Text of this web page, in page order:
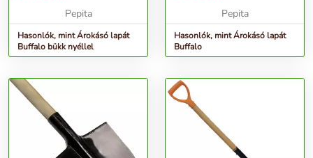
Pepita
Hasonlók, mint Árokásó lapát
Buffalo bükk nyéllel
Pepita
Hasonlók, mint Árokásó lapát
Buffalo